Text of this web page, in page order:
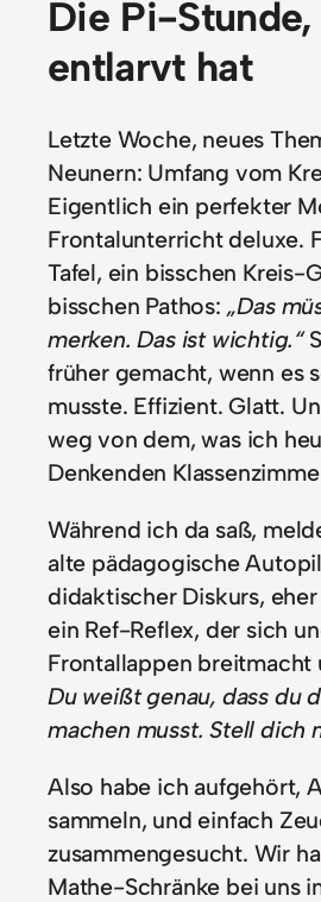
Die Pi-
entlarvt hat
Letzte Woche, neues
Neunern: Umfang vom
Eigentlich ein perfekter
Frontalunterricht deluxe.
Tafel, ein bisschen Kreis-
bisschen Pathos: „Das
merken. Das ist wichtig.“
früher gemacht, wenn es
musste. Effizient. Glatt.
weg von dem, was ich
Denkenden
Während ich da saß,
alte pädagogische
didaktischer Diskurs,
ein Ref-Reflex, der sich
Frontallappen breitmacht
Du weißt genau, dass du
machen musst. Stell dich
Also habe ich aufgehört,
sammeln, und einfach
zusammengesucht. Wir
Mathe-Schränke bei uns